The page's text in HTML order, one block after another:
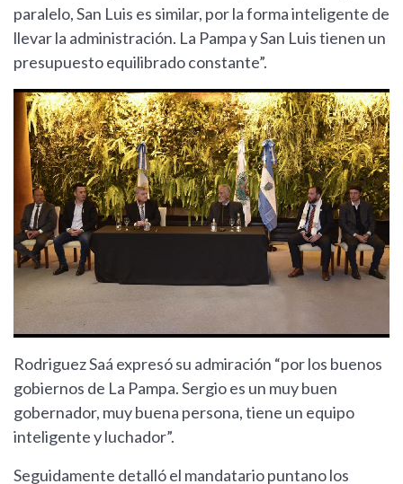
paralelo, San Luis es similar, por la forma inteligente de
llevar la administración. La Pampa y San Luis tienen un
presupuesto equilibrado constante”.
Rodriguez Saá expresó su admiración “por los buenos
gobiernos de La Pampa. Sergio es un muy buen
gobernador, muy buena persona, tiene un equipo
inteligente y luchador”.
Seguidamente detalló el mandatario puntano los